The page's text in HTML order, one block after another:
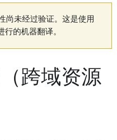
尚未经过验证。这是使用
行的机器翻译。
跨域资源